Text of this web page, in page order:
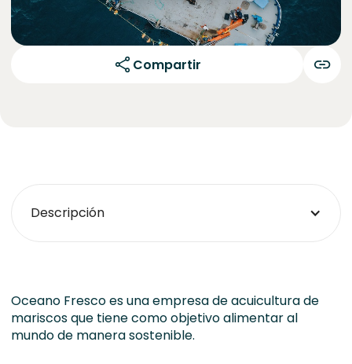
Compartir
Descripción
Oceano Fresco es una empresa de acuicultura de
mariscos que tiene como objetivo alimentar al
mundo de manera sostenible.